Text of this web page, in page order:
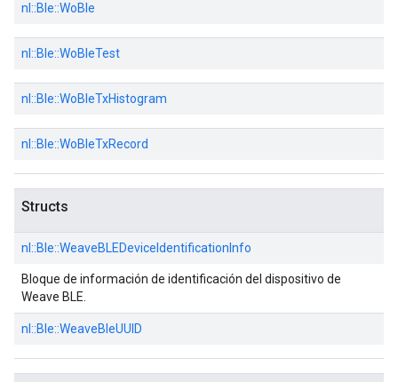
nl::Ble::WoBle
nl::Ble::WoBleTest
nl::Ble::WoBleTxHistogram
nl::Ble::WoBleTxRecord
Structs
nl::Ble::WeaveBLEDeviceIdentificationInfo
Bloque de información de identificación del dispositivo de
Weave BLE.
nl::Ble::WeaveBleUUID